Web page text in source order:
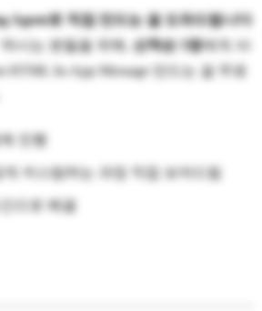
Agent로 직접 만드는 걸 도와드립니다
시는 분들을 위해,
선착순 5명에게 AI
HTML In-App Message 만드는 걸 무료
진행
게 커스텀하는 과정 직접 보여드림
으로 해결